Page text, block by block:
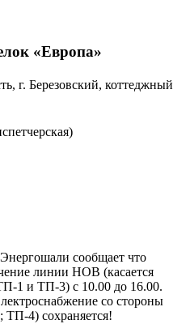
«Европа»
г. Березовский, коттеджный
сообщает что
линии НОВ (касается
1 и ТП-3) с 10.00 до 16.00.
со стороны
4) сохраняется!